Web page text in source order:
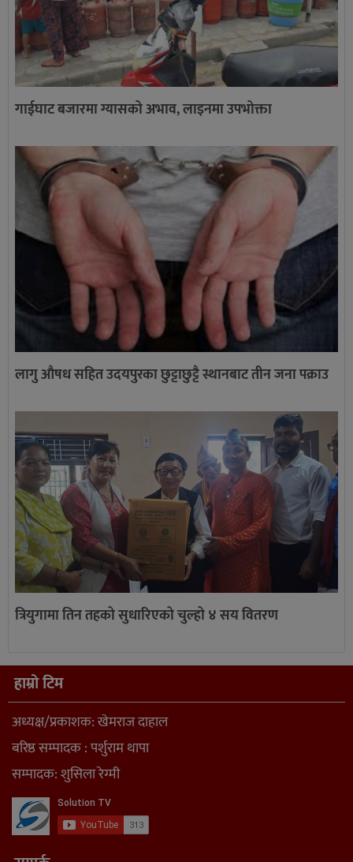
गाईघाट बजारमा ग्यासको अभाव, लाइनमा उपभोक्ता
लागु औषध सहित उदयपुरका छुट्टाछुट्टै स्थानबाट तीन जना पक्राउ
त्रियुगामा तिन तहको सुधारिएको चुल्हो ४ सय वितरण
हाम्रो टिम
अध्यक्ष/प्रकाशक: खेमराज दाहाल
बरिष्ठ सम्पादक : पर्शुराम थापा
सम्पादक: शुसिला रेग्मी